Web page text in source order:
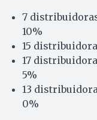
7
10%
15
17
5%
13
0%